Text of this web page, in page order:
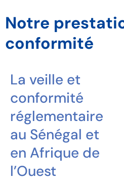
Notre
conformité
La veille et
conformité
réglementaire
au Sénégal et
en Afrique de
l’Ouest